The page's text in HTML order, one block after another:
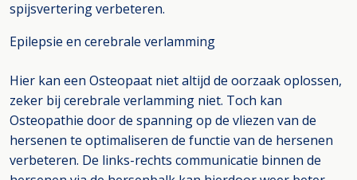
spijsvertering verbeteren.
Epilepsie en cerebrale verlamming
Hier kan een Osteopaat niet altijd de oorzaak oplossen,
zeker bij cerebrale verlamming niet. Toch kan
Osteopathie door de spanning op de vliezen van de
hersenen te optimaliseren de functie van de hersenen
verbeteren. De links-rechts communicatie binnen de